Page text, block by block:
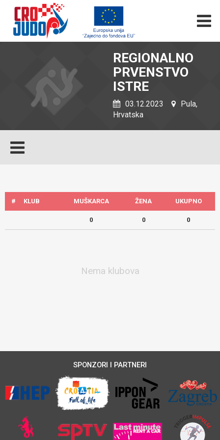
REGIONALNO
PRVENSTVO
ISTRE
03.12.2023
Pula,
Hrvatska
# KLUB MUŠKARCA ŽENA UKUPNO
0 0 0
Nema klubova
SPONZORI I PARTNERI